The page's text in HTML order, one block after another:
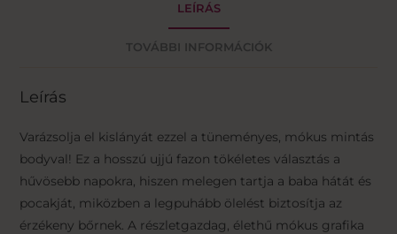
LEÍRÁS
TOVÁBBI INFORMÁCIÓK
Leírás
Varázsolja el kislányát ezzel a tüneményes, mókus mintás
bodyval! Ez a hosszú ujjú fazon tökéletes választás a
hűvösebb napokra, hiszen melegen tartja a baba hátát és
pocakját, miközben a legpuhább ölelést biztosítja az
érzékeny bőrnek. A részletgazdag, élethű mókus grafika